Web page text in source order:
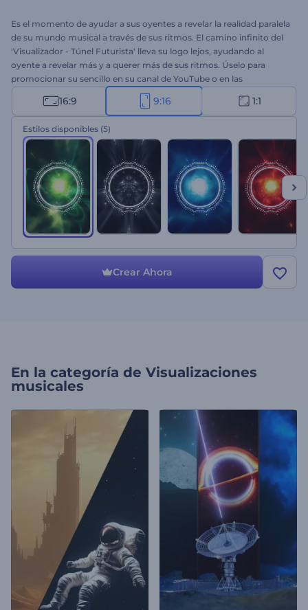
Es el momento de ayudar a sus oyentes a revelar la realidad paralela
de su mundo musical a través de sus ritmos. El camino infinito del
'Visualizador - Túnel Futurista' lleva su logo lejos, ayudando al
oyente a revelar más y a querer más de sus ritmos. Úselo para
promocionar su sencillo en su canal de YouTube o en las
plataformas sociales para atraer a nuevos oyentes. ¡Es hora de
probarlo!
16:9 9:16 1:1
Estilos disponibles (5)
Crear Ahora
En la categoría de Visualizaciones
musicales